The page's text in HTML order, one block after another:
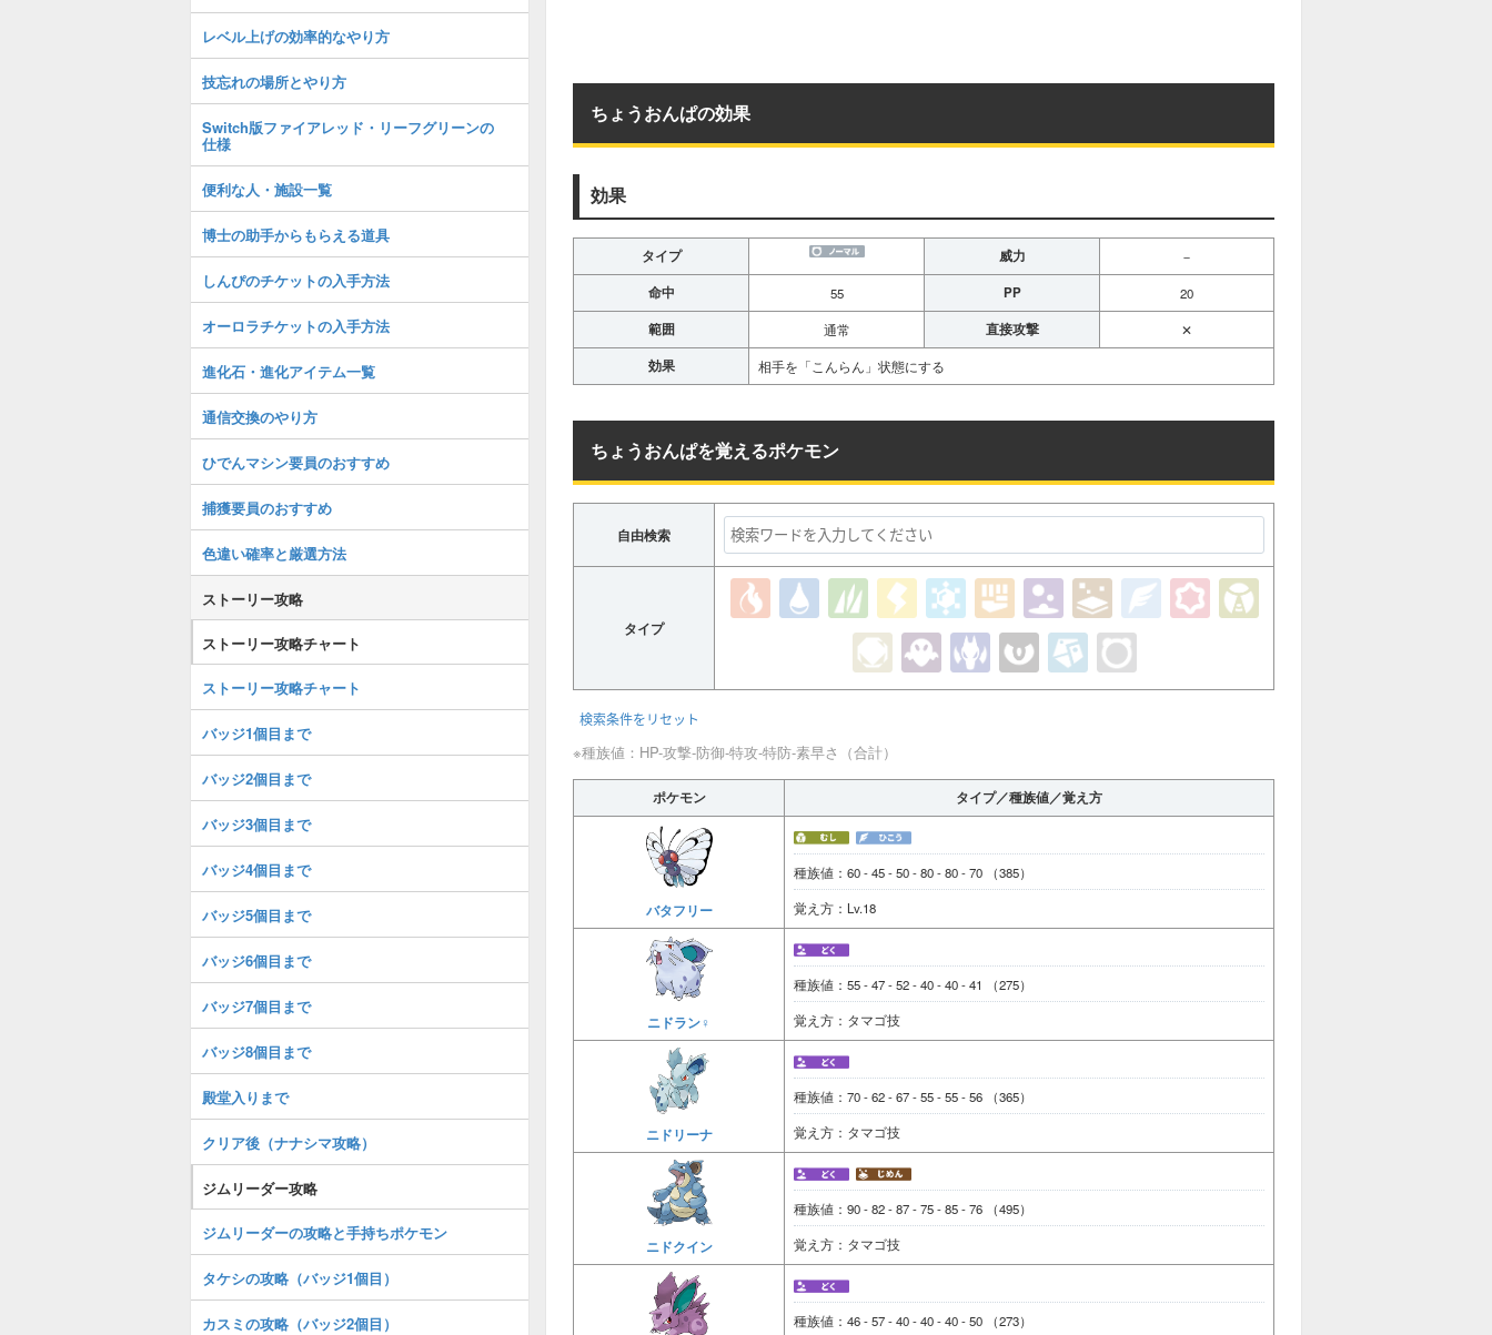
ちょうおんぱの効果
効果
タイプ 威力 －
命中 55 PP 20
範囲 通常 直接攻撃 ✕
効果 相手を「こんらん」状態にする
ちょうおんぱを覚えるポケモン
自由検索
タイプ
検索条件をリセット
※種族値：HP-攻撃-防御-特攻-特防-素早さ（合計）
ポケモン タイプ／種族値／覚え方
バタフリー
種族値：60 - 45 - 50 - 80 - 80 - 70 （385）
覚え方：Lv.18
ニドラン♀
種族値：55 - 47 - 52 - 40 - 40 - 41 （275）
覚え方：タマゴ技
ニドリーナ
種族値：70 - 62 - 67 - 55 - 55 - 56 （365）
覚え方：タマゴ技
ニドクイン
種族値：90 - 82 - 87 - 75 - 85 - 76 （495）
覚え方：タマゴ技
種族値：46 - 57 - 40 - 40 - 40 - 50 （273）
レベル上げの効率的なやり方
技忘れの場所とやり方
Switch版ファイアレッド・リーフグリーンの
仕様
便利な人・施設一覧
博士の助手からもらえる道具
しんぴのチケットの入手方法
オーロラチケットの入手方法
進化石・進化アイテム一覧
通信交換のやり方
ひでんマシン要員のおすすめ
捕獲要員のおすすめ
色違い確率と厳選方法
ストーリー攻略
ストーリー攻略チャート
ストーリー攻略チャート
バッジ1個目まで
バッジ2個目まで
バッジ3個目まで
バッジ4個目まで
バッジ5個目まで
バッジ6個目まで
バッジ7個目まで
バッジ8個目まで
殿堂入りまで
クリア後（ナナシマ攻略）
ジムリーダー攻略
ジムリーダーの攻略と手持ちポケモン
タケシの攻略（バッジ1個目）
カスミの攻略（バッジ2個目）